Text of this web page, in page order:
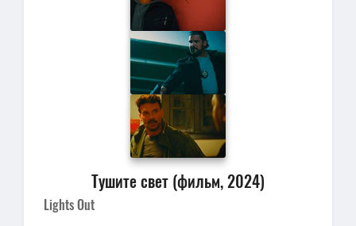
Тушите свет (фильм, 2024)
Lights Out